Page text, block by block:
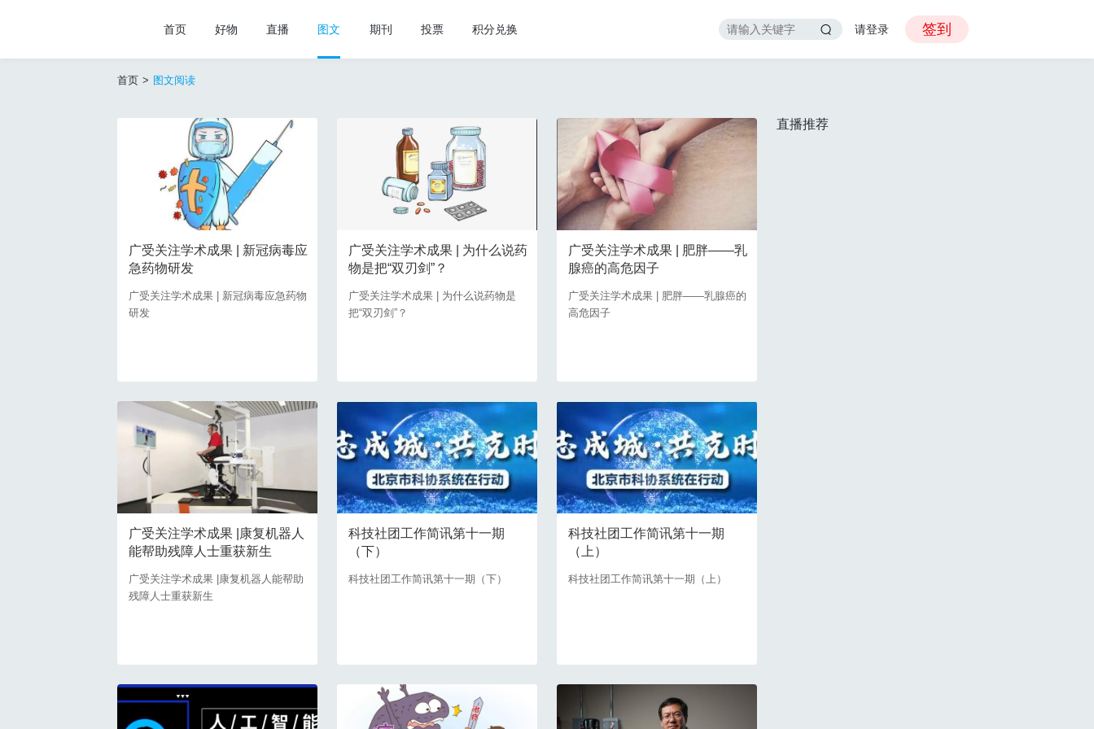
首页 好物 直播 图文 期刊 投票 积分兑换 请登录 签到
首页 > 图文阅读
广受关注学术成果 | 新冠病毒应
急药物研发
广受关注学术成果 | 新冠病毒应急药物
研发
广受关注学术成果 | 为什么说药
物是把“双刃剑”？
广受关注学术成果 | 为什么说药物是
把“双刃剑”？
广受关注学术成果 | 肥胖——乳
腺癌的高危因子
广受关注学术成果 | 肥胖——乳腺癌的
高危因子
广受关注学术成果 |康复机器人
能帮助残障人士重获新生
广受关注学术成果 |康复机器人能帮助
残障人士重获新生
科技社团工作简讯第十一期
（下）
科技社团工作简讯第十一期（下）
科技社团工作简讯第十一期
（上）
科技社团工作简讯第十一期（上）
直播推荐